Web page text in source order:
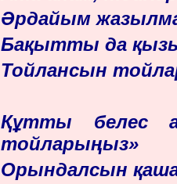
Әрдайым
Бақытты да
Тойлансын
Құтты белес
тойларыңыз»
Орындалсын